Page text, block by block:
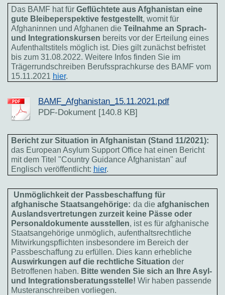
Das BAMF hat für Geflüchtete aus Afghanistan eine
gute Bleibeperspektive festgestellt, womit für
Afghaninnen und Afghanen die Teilnahme an Sprach-
und Integrationskursen bereits vor der Erteilung eines
Aufenthaltstitels möglich ist. Dies gilt zunächst befristet
bis zum 31.08.2022. Weitere Infos finden Sie im
Trägerrundschreiben Berufssprachkurse des BAMF vom
15.11.2021 hier.
BAMF_Afghanistan_15.11.2021.pdf
PDF-Dokument [140.8 KB]
Bericht zur Situation in Afghanistan (Stand 11/2021):
das European Asylum Support Office hat einen Bericht
mit dem Titel "Country Guidance Afghanistan" auf
Englisch veröffentlicht: hier.
Unmöglichkeit der Passbeschaffung für
afghanische Staatsangehörige: da die afghanischen
Auslandsvertretungen zurzeit keine Pässe oder
Personaldokumente ausstellen, ist es für afghanische
Staatsangehörige unmöglich, aufenthaltsrechtliche
Mitwirkungspflichten insbesondere im Bereich der
Passbeschaffung zu erfüllen. Dies kann erhebliche
Auswirkungen auf die rechtliche Situation der
Betroffenen haben. Bitte wenden Sie sich an Ihre Asyl-
und Integrationsberatungsstelle! Wir haben passende
Musteranschreiben vorliegen.